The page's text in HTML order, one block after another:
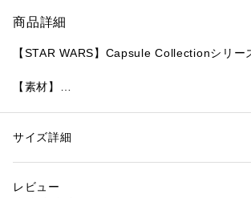
商品詳細
【STAR WARS】Capsule Collectionシリー
【素材】
【デザイン】
バックデザインは「STAR WARS」のロゴを
性別：メンズ
素材：ブラック（019） 本体: 合成皮革 裏地: ポリエ
テル 裏地: ポリエステル
サイズ詳細
レビュー